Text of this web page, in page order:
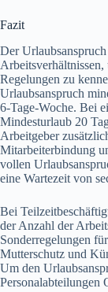
Fazit
Der
Regelungen zu
Urlaubsanspruch
6-Tage-Woche. Bei
Mindesturlaub 20
Arbeitgeber
Mitarbeiterbindung
vollen
eine Wartezeit von
Bei
der Anzahl der
Sonderregelungen
Mutterschutz und
Um den
Personalabteilungen